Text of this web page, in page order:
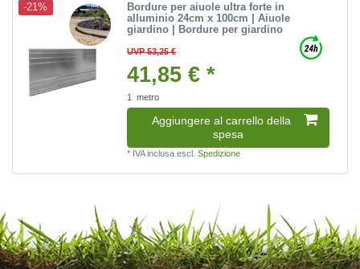
-21%
Bordure per aiuole ultra forte in
alluminio 24cm x 100cm | Aiuole
giardino | Bordure per giardino
UVP 53,25 €
41,85 € *
1 metro
Aggiungere al carrello della
spesa
* IVA inclusa escl.Spedizione